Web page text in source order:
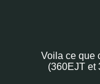
Voila ce que
(360EJT et